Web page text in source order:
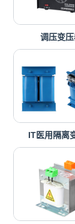
调压变
IT医用隔离